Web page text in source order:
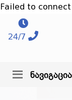
Failed to
24/7
ნავიგაცია